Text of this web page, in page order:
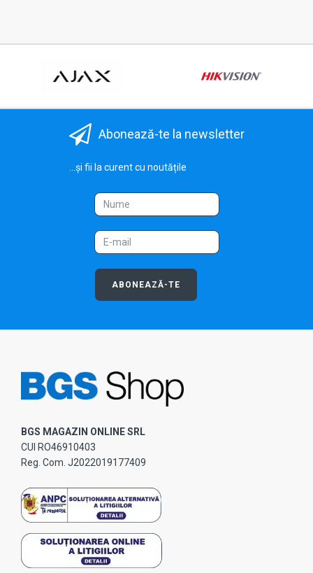
Abonează-te la newsletter
...și fii la curent cu noutățile
ABONEAZĂ-TE
BGS MAGAZIN ONLINE SRL
CUI RO46910403
Reg. Com. J2022019177409